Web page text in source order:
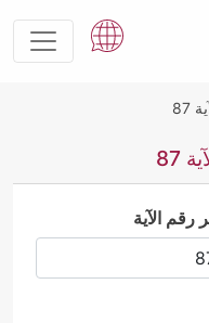
87
رقم الآية